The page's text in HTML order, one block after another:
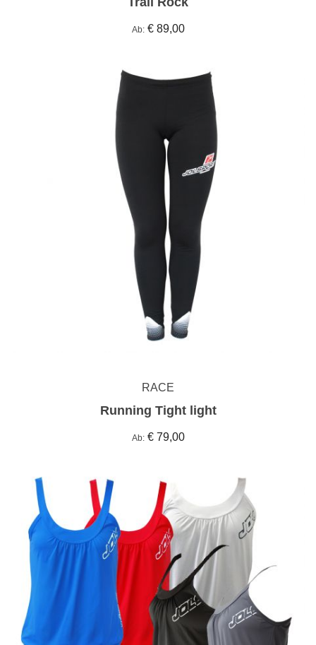
Ab € 89,00
RACE
Running Tight light
Ab € 79,00